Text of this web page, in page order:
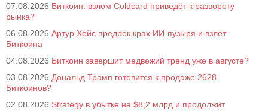
07.08.2026 Биткоин: взлом Coldcard приведёт к развороту
рынка?
06.08.2026 Артур Хейс предрёк крах ИИ-пузыря и взлёт
Биткоина
04.08.2026 Биткоин завершит медвежий тренд уже в августе?
03.08.2026 Дональд Трамп готовится к продаже 2628
Биткоинов?
02.08.2026 Strategy в убытке на $8,2 млрд и продолжит